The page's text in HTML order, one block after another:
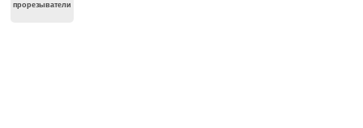
прорезыватели